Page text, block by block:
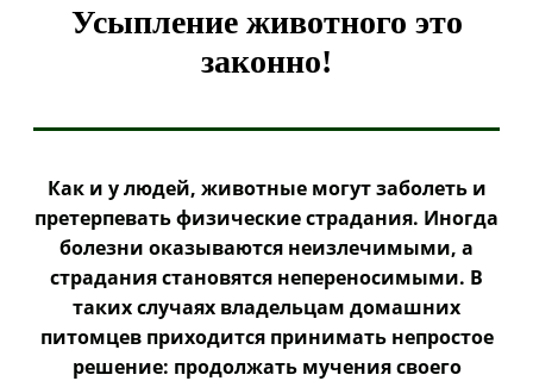
Усыпление животного это
законно!
Как и у людей, животные могут заболеть и
претерпевать физические страдания. Иногда
болезни оказываются неизлечимыми, а
страдания становятся непереносимыми. В
таких случаях владельцам домашних
питомцев приходится принимать непростое
решение: продолжать мучения своего